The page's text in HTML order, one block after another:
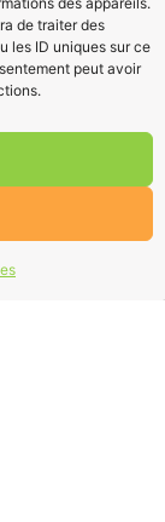
de traiter des
les ID uniques sur ce
peut avoir